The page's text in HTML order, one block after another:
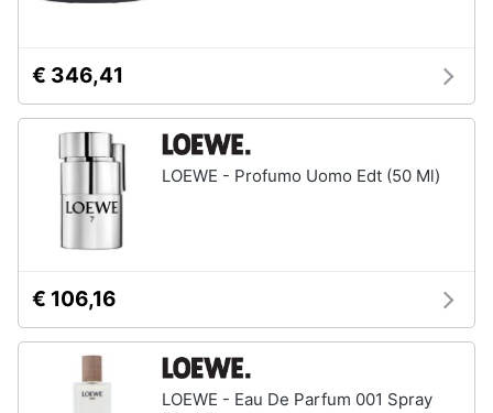
€ 346,41
LOEWE - Profumo Uomo Edt (50 Ml)
€ 106,16
LOEWE - Eau De Parfum 001 Spray